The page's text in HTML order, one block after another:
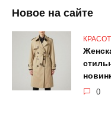
Новое на сайте
0